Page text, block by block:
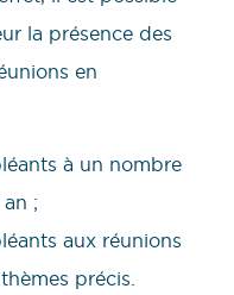
la présence des
en
à un nombre
;
aux réunions
précis.